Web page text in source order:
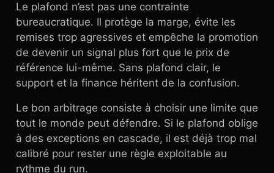
Le plafond n’est pas une contrainte
bureaucratique. Il protège la marge, évite les
remises trop agressives et empêche la promotion
de devenir un signal plus fort que le prix de
référence lui-même. Sans plafond clair, le
support et la finance héritent de la confusion.
Le bon arbitrage consiste à choisir une limite que
tout le monde peut défendre. Si le plafond oblige
à des exceptions en cascade, il est déjà trop mal
calibré pour rester une règle exploitable au
rythme du run.